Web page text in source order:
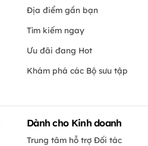
Địa điểm gần bạn
Tìm kiếm ngay
Ưu đãi đang Hot
Khám phá các Bộ sưu tập
Dành cho Kinh doanh
Trung tâm hỗ trợ Đối tác